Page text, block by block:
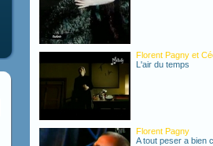
Florent Pagny et
L'air du temps
Florent Pagny
A tout peser a bien